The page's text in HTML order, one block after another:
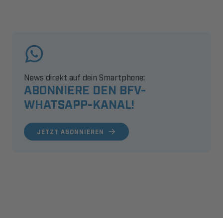
ABONNIERE DEN BFV-
WHATSAPP-KANAL!
News direkt auf dein Smartphone:
JETZT ABONNIEREN